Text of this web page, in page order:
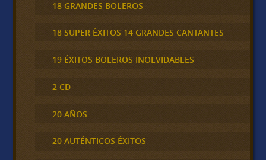
18 GRANDES BOLEROS
18 SUPER ÉXITOS 14 GRANDES CANTANTES
19 ÉXITOS BOLEROS INOLVIDABLES
2 CD
20 AÑOS
20 AUTÉNTICOS ÉXITOS